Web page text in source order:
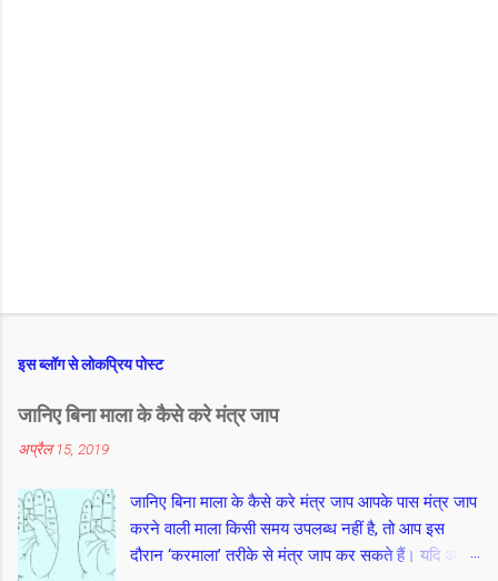
इस ब्लॉग से लोकप्रिय पोस्ट
जानिए बिना माला के कैसे करे मंत्र जाप
अप्रैल 15, 2019
जानिए बिना माला के कैसे करे मंत्र जाप आपके पास मंत्र जाप
करने वाली माला किसी समय उपलब्ध नहीं है, तो आप इस
दौरान ‘करमाला’ तरीके से मंत्र जाप कर सकते हैं। यदि आप